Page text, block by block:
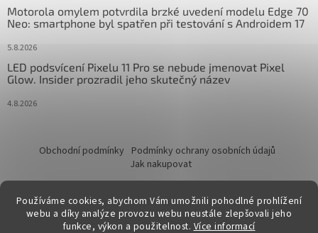
Používáme cookies, abychom Vám umožnili pohodlné prohlížení
webu a díky analýze provozu webu neustále zlepšovali jeho
funkce, výkon a použitelnost. Více informací
Motorola omylem potvrdila brzké uvedení modelu Edge 70
Neo: smartphone byl spatřen při testování s Androidem 17
5.8.2026
LED podsvícení Pixelu 11 Pro se nebude jmenovat Pixel
Glow. Insider prozradil jeho skutečný název
4.8.2026
Obchodní podmínky Podmínky ochrany osobních údajů
Jak nakupovat